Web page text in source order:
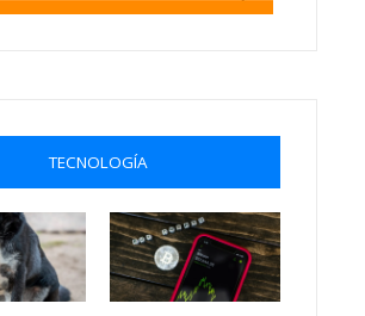
TECNOLOGÍA